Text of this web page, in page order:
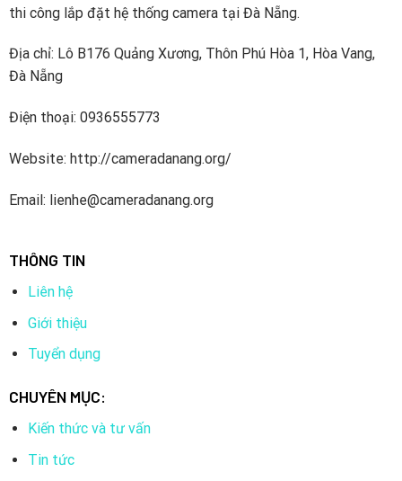
thi công lắp đặt hệ thống camera tại Đà Nẵng.
Địa chỉ: Lô B176 Quảng Xương, Thôn Phú Hòa 1, Hòa Vang,
Đà Nẵng
Điện thoại: 0936555773
Website: http://cameradanang.org/
Email: lienhe@cameradanang.org
THÔNG TIN
Liên hệ
Giới thiệu
Tuyển dụng
CHUYÊN MỤC:
Kiến thức và tư vấn
Tin tức